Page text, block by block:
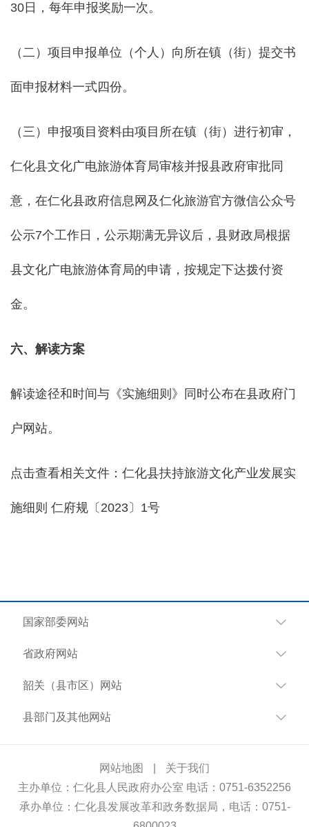
30日，每年申报奖励一次。
（二）项目申报单位（个人）向所在镇（街）提交书
面申报材料一式四份。
（三）申报项目资料由项目所在镇（街）进行初审，
仁化县文化广电旅游体育局审核并报县政府审批同
意，在仁化县政府信息网及仁化旅游官方微信公众号
公示7个工作日，公示期满无异议后，县财政局根据
县文化广电旅游体育局的申请，按规定下达拨付资
金。
六、解读方案
解读途径和时间与《实施细则》同时公布在县政府门
户网站。
点击查看相关文件： 仁化县扶持旅游文化产业发展实
施细则 仁府规〔2023〕1号
国家部委网站
省政府网站
韶关（县市区）网站
县部门及其他网站
网站地图
关于我们
主办单位：仁化县人民政府办公室 电话：0751-6352256
承办单位：仁化县发展改革和政务数据局，电话：0751-